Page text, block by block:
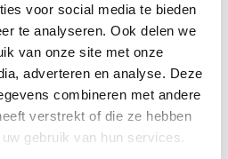
voor social media te bieden
te analyseren. Ook delen we
van onze site met onze
adverteren en analyse. Deze
combineren met andere
verstrekt of die ze hebben
gebruik van hun services.
de kinderen?
wij onze scheiding?
is in samenwerking
aan den Rijn en Wille
mediators.